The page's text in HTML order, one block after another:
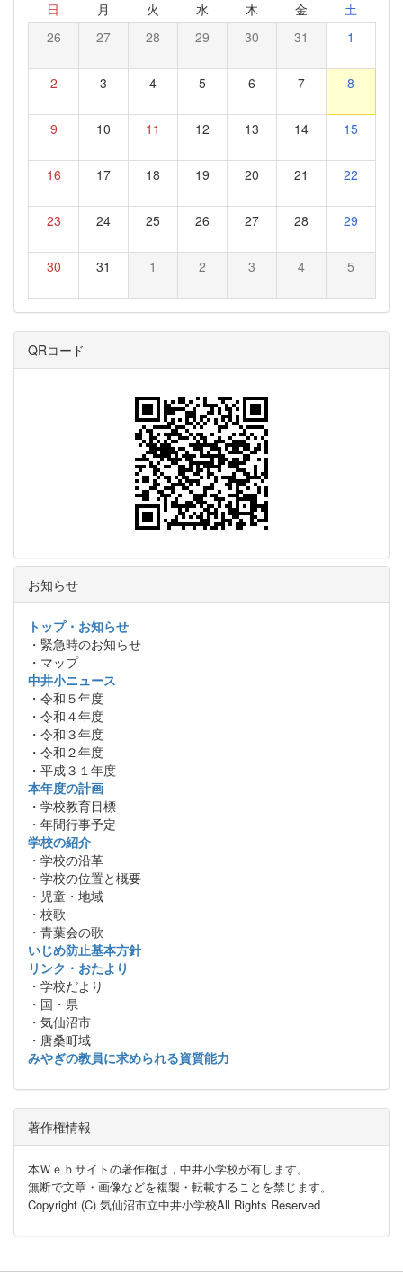
日 月 火 水 木 金 土
26 27 28 29 30 31 1
2 3 4 5 6 7 8
9 10 11 12 13 14 15
16 17 18 19 20 21 22
23 24 25 26 27 28 29
30 31 1 2 3 4 5
QRコード
お知らせ
トップ・お知らせ
・緊急時のお知らせ
・マップ
中井小ニュース
・令和５年度
・令和４年度
・令和３年度
・令和２年度
・平成３１年度
本年度の計画
・学校教育目標
・年間行事予定
学校の紹介
・学校の沿革
・学校の位置と概要
・児童・地域
・校歌
・青葉会の歌
いじめ防止基本方針
リンク・おたより
・学校だより
・国・県
・気仙沼市
・唐桑町域
みやぎの教員に求められる資質能力
著作権情報
本Ｗｅｂサイトの著作権は，中井小学校が有します。
無断で文章・画像などを複製・転載することを禁じます。
Copyright (C) 気仙沼市立中井小学校All Rights Reserved